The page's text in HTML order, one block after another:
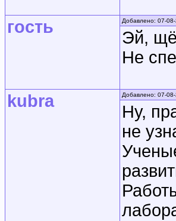
гость Добавлено: 07-
Эй,
Не
kubra Добавлено: 07-
Ну,
не